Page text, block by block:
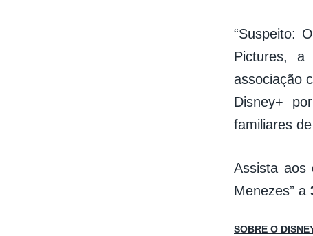
“Suspeito:
Pictures,
associação
Disney+
familiares
Assista aos
Menezes” a
SOBRE O